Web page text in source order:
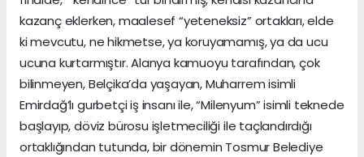
kazanç eklerken, maalesef “yeteneksiz” ortakları, elde
ki mevcutu, ne hikmetse, ya koruyamamış, ya da ucu
ucuna kurtarmıştır. Alanya kamuoyu tarafından, çok
bilinmeyen, Belçika’da yaşayan, Muharrem isimli
Emirdağ’lı gurbetçi iş insanı ile, “Milenyum” isimli teknede
başlayıp, döviz bürosu işletmeciliği ile taçlandırdığı
ortaklığından tutunda, bir dönemin Tosmur Belediye